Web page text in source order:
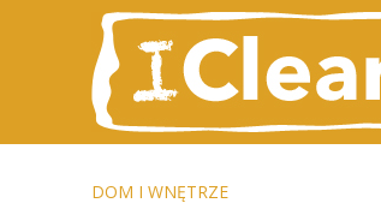
DOM I WNĘTRZE